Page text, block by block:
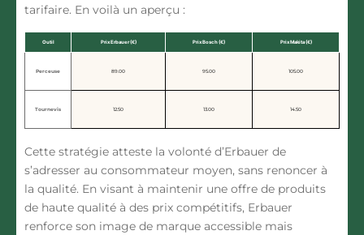
tarifaire. En voilà un aperçu :
Outil Prix Erbauer (€) Prix Bosch (€) Prix Makita (€)
Perceuse 89.00 95.00 105.00
Tournevis 12.50 13.00 14.50
Cette stratégie atteste la volonté d’Erbauer de
s’adresser au consommateur moyen, sans renoncer à
la qualité. En visant à maintenir une offre de produits
de haute qualité à des prix compétitifs, Erbauer
renforce son image de marque accessible mais